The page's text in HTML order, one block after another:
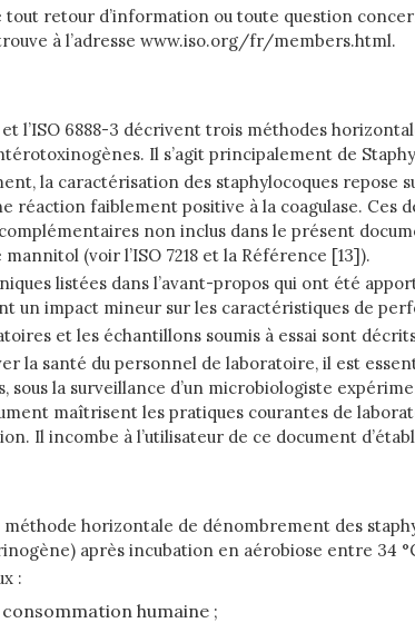
tout retour d’information ou toute question
à l’adresse www.iso.org/fr/members.html.
et l’ISO 6888-3 décrivent trois méthodes
Il s’agit principalement de
la caractérisation des staphylocoques
réaction faiblement positive à la coagulase.
non inclus dans le présent
(voir l’ISO 7218 et la Référence [13]).
listées dans l’avant-propos qui ont été
un impact mineur sur les caractéristiques de
et les échantillons soumis à essai sont décrits
la santé du personnel de laboratoire, il est
la surveillance d’un microbiologiste
maîtrisent les pratiques courantes de
Il incombe à l’utilisateur de ce document
horizontale de dénombrement des
après incubation en aérobiose entre 34
:
humaine ;